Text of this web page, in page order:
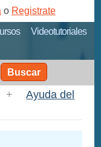
Videotutoriales
o Registrate
Buscar
+
Ayuda del